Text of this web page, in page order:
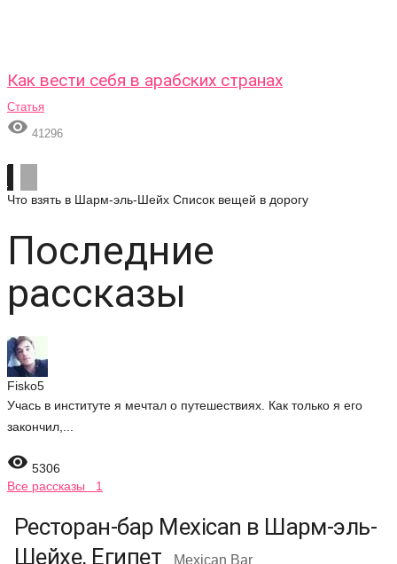
Как вести себя в арабских странах
Статья
 41296
Что взять в Шарм-эль-Шейх Список вещей в дорогу
Последние
рассказы
Fisko5
Учась в институте я мечтал о путешествиях. Как только я его
закончил,...
 5306
Все рассказы 1
Ресторан-бар Mexican в Шарм-эль-
Шейхе, Египет
Mexican Bar